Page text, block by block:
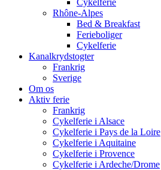
Cykelferie
Rhône-Alpes
Bed & Breakfast
Ferieboliger
Cykelferie
Kanalkrydstogter
Frankrig
Sverige
Om os
Aktiv ferie
Frankrig
Cykelferie i Alsace
Cykelferie i Pays de la Loire
Cykelferie i Aquitaine
Cykelferie i Provence
Cykelferie i Ardeche/Drome